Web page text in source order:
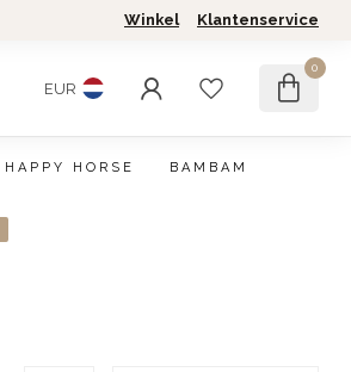
Winkel Klantenservice
EUR
0
HAPPY HORSE BAMBAM